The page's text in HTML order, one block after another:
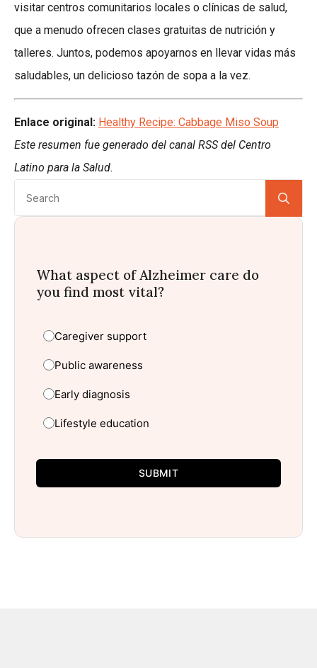
visitar centros comunitarios locales o clínicas de salud,
que a menudo ofrecen clases gratuitas de nutrición y
talleres. Juntos, podemos apoyarnos en llevar vidas más
saludables, un delicioso tazón de sopa a la vez.
Enlace original: Healthy Recipe: Cabbage Miso Soup
Este resumen fue generado del canal RSS del Centro
Latino para la Salud.
What aspect of Alzheimer care do
you find most vital?
Caregiver support
Public awareness
Early diagnosis
Lifestyle education
SUBMIT